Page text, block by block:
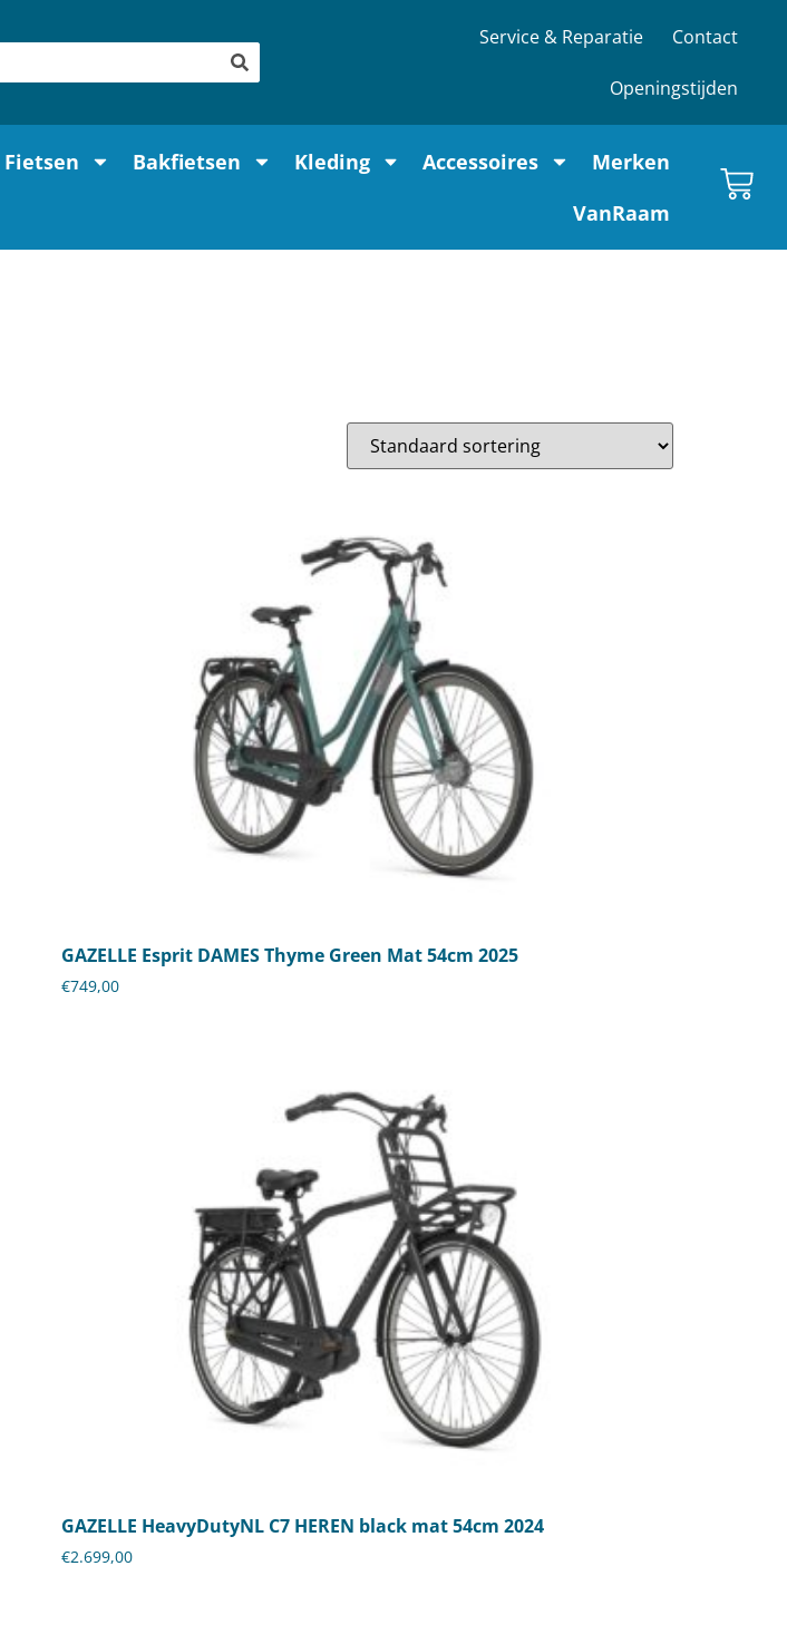
Service & Reparatie Contact
Openingstijden
Fietsen Bakfietsen Kleding Accessoires
Merken
VanRaam
GAZELLE Esprit DAMES Thyme Green Mat 54cm 2025
€749,00
GAZELLE HeavyDutyNL C7 HEREN black mat 54cm 2024
€2.699,00